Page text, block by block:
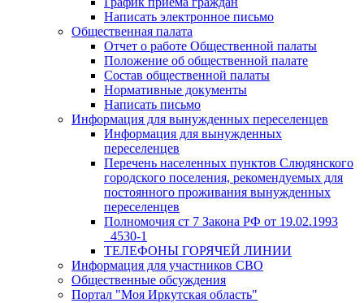
Написать электронное письмо
Общественная палата
Отчет о работе Общественной палаты
Положение об общественной палате
Состав общественной палаты
Нормативные документы
Написать письмо
Информация для вынужденных переселенцев
Информация для вынужденных
переселенцев
Перечень населенных пунктов Слюдянского
городского поселения, рекомендуемых для
постоянного проживания вынужденных
переселенцев
Полномочия ст 7 Закона РФ от 19.02.1993
_4530-1
ТЕЛЕФОНЫ ГОРЯЧЕЙ ЛИНИИ
Информация для участников СВО
Общественные обсуждения
Портал "Моя Иркутская область"